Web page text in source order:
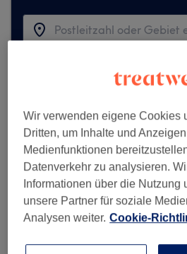
Auf Treatwell
Mehr Salons anzeigen
Wir verwenden eigene Cookies
Dritten, um Inhalte und
Medienfunktionen
Datenverkehr zu analysieren.
Informationen über die Nutzung
unsere Partner für soziale
Analysen weiter. Cookie-